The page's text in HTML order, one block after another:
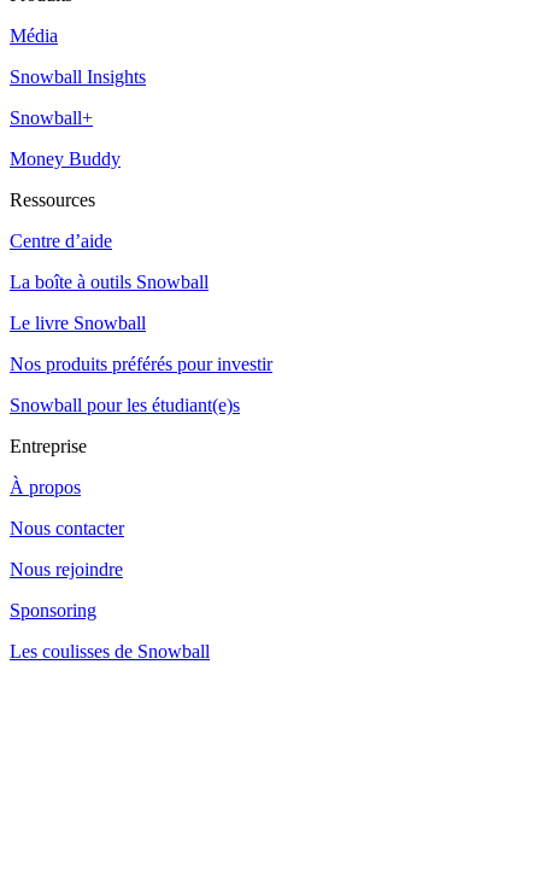
Média
Snowball Insights
Snowball+
Money Buddy
Ressources
Centre d’aide
La boîte à outils Snowball
Le livre Snowball
Nos produits préférés pour investir
Snowball pour les étudiant(e)s
Entreprise
À propos
Nous contacter
Nous rejoindre
Sponsoring
Les coulisses de Snowball